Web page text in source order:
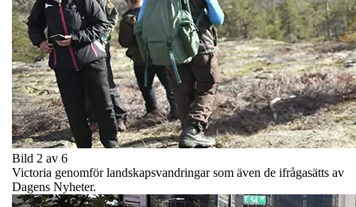
Bild 2 av 6
Victoria genomför landskapsvandringar som även de ifrågasätts av
Dagens Nyheter.